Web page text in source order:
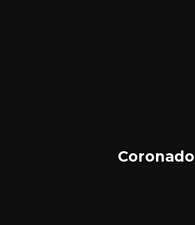
Coronado